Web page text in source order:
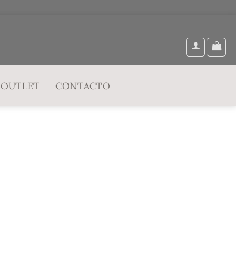
OUTLET CONTACTO